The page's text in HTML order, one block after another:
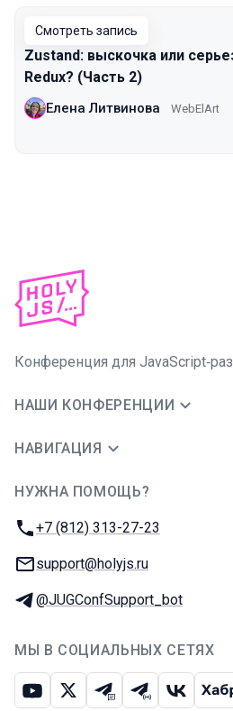
Смотреть запись
Zustand: выскочка или
Redux? (Часть 2)
Елена Литвинова WebElArt
Конференция для
НАШИ КОНФЕРЕНЦИИ
НАВИГАЦИЯ
НУЖНА ПОМОЩЬ?
Телефон:
+7 (812) 313-27-23
E-mail:
support@holyjs.ru
Телеграм:
@JUGConfSupport_bot
МЫ В СОЦИАЛЬНЫХ СЕТЯХ
ЮтубИкс Телеграм-чат
Телеграм-